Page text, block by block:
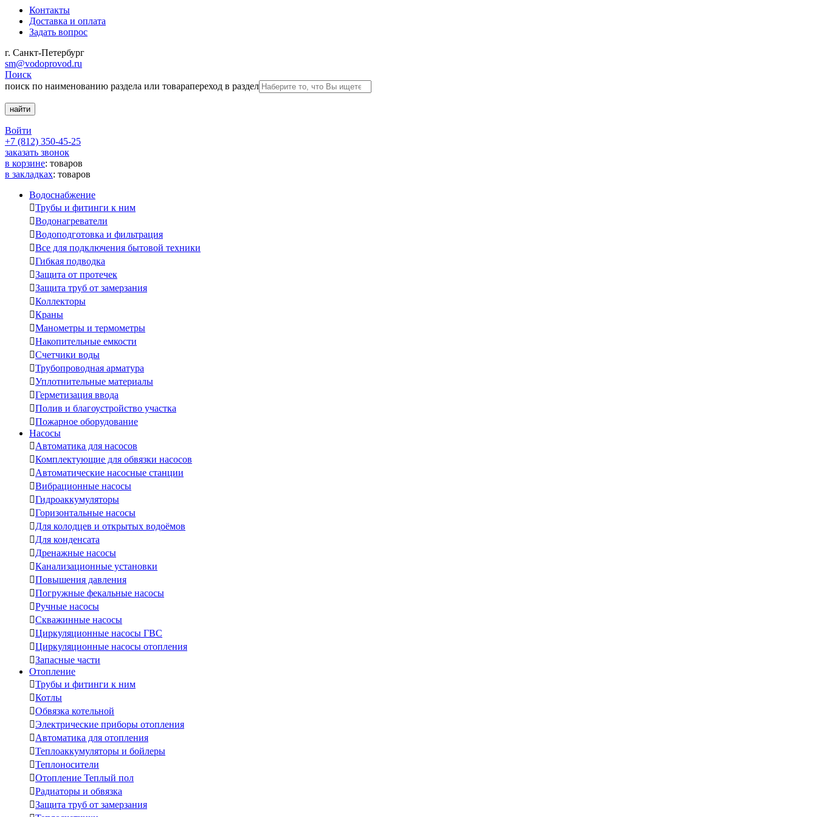
Контакты
Доставка и оплата
Задать вопрос
г. Санкт-Петербург
sm@vodoprovod.ru
Поиск
поиск по наименованию раздела или товарапереход в раздел
Войти
+7 (812) 350-45-25
заказать звонок
в корзине: товаров
в закладках: товаров
Водоснабжение
Трубы и фитинги к ним
Водонагреватели
Водоподготовка и фильтрация
Все для подключения бытовой техники
Гибкая подводка
Защита от протечек
Защита труб от замерзания
Коллекторы
Краны
Манометры и термометры
Накопительные емкости
Счетчики воды
Трубопроводная арматура
Уплотнительные материалы
Герметизация ввода
Полив и благоустройство участка
Пожарное оборудование
Насосы
Автоматика для насосов
Комплектующие для обвязки насосов
Автоматические насосные станции
Вибрационные насосы
Гидроаккумуляторы
Горизонтальные насосы
Для колодцев и открытых водоёмов
Для конденсата
Дренажные насосы
Канализационные установки
Повышения давления
Погружные фекальные насосы
Ручные насосы
Скважинные насосы
Циркуляционные насосы ГВС
Циркуляционные насосы отопления
Запасные части
Отопление
Трубы и фитинги к ним
Котлы
Обвязка котельной
Электрические приборы отопления
Автоматика для отопления
Теплоаккумуляторы и бойлеры
Теплоносители
Отопление Теплый пол
Радиаторы и обвязка
Защита труб от замерзания